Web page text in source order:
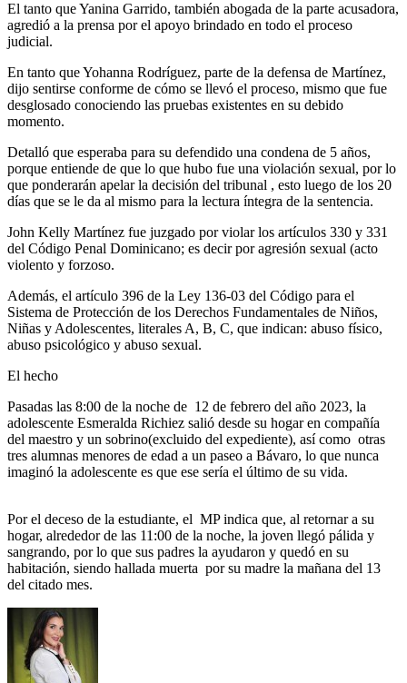
El tanto que Yanina Garrido, también abogada de la parte acusadora,
agredió a la prensa por el apoyo brindado en todo el proceso
judicial.
En tanto que Yohanna Rodríguez, parte de la defensa de Martínez,
dijo sentirse conforme de cómo se llevó el proceso, mismo que fue
desglosado conociendo las pruebas existentes en su debido
momento.
Detalló que esperaba para su defendido una condena de 5 años,
porque entiende de que lo que hubo fue una violación sexual, por lo
que ponderarán apelar la decisión del tribunal , esto luego de los 20
días que se le da al mismo para la lectura íntegra de la sentencia.
John Kelly Martínez fue juzgado por violar los artículos 330 y 331
del Código Penal Dominicano; es decir por agresión sexual (acto
violento y forzoso.
Además, el artículo 396 de la Ley 136-03 del Código para el
Sistema de Protección de los Derechos Fundamentales de Niños,
Niñas y Adolescentes, literales A, B, C, que indican: abuso físico,
abuso psicológico y abuso sexual.
El hecho
Pasadas las 8:00 de la noche de 12 de febrero del año 2023, la
adolescente Esmeralda Richiez salió desde su hogar en compañía
del maestro y un sobrino(excluido del expediente), así como otras
tres alumnas menores de edad a un paseo a Bávaro, lo que nunca
imaginó la adolescente es que ese sería el último de su vida.
Por el deceso de la estudiante, el MP indica que, al retornar a su
hogar, alrededor de las 11:00 de la noche, la joven llegó pálida y
sangrando, por lo que sus padres la ayudaron y quedó en su
habitación, siendo hallada muerta por su madre la mañana del 13
del citado mes.